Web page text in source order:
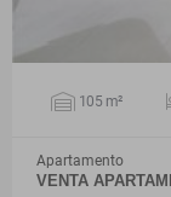
105 m²
Apartamento
VENTA